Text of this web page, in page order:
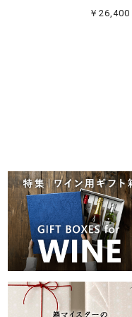
￥26,400